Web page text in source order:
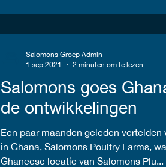
Salomons goes
de ontwikkelingen
Een paar maanden geleden vertelden
in Ghana, Salomons Poultry Farms,
Ghaneese locatie van Salomons Plu...
Salomons Groep Admin
1 sep 2021
2 minuten om te lezen